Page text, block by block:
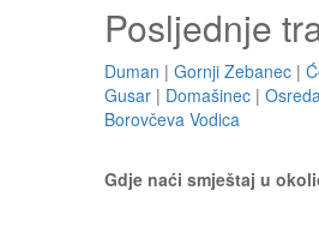
Posljednje
Duman | Gornji Zebanec |
Gusar | Domašinec |
Borovčeva Vodica
Gdje naći smještaj u